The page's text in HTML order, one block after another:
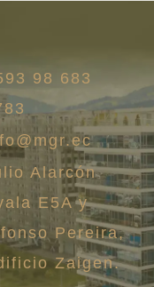
98 683
Alarcón
E5A y
Pereira,
Zaigen.